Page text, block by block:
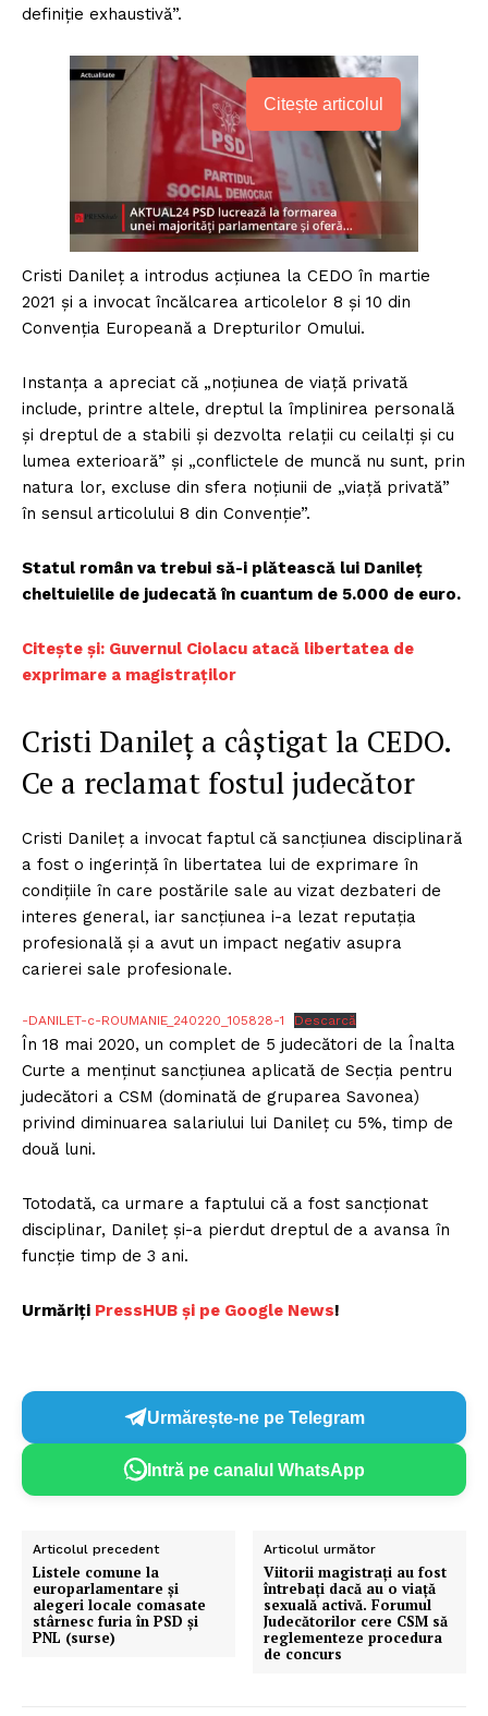
definiție exhaustivă”.
Citește articolul
Cristi Danileț a introdus acțiunea la CEDO în martie
2021 și a invocat încălcarea articolelor 8 și 10 din
Convenția Europeană a Drepturilor Omului.
Instanța a apreciat că „noțiunea de viață privată
include, printre altele, dreptul la împlinirea personală
și dreptul de a stabili și dezvolta relații cu ceilalți și cu
lumea exterioară” și „conflictele de muncă nu sunt, prin
natura lor, excluse din sfera noțiunii de „viață privată”
în sensul articolului 8 din Convenție”.
Statul român va trebui să-i plătească lui Danileț
cheltuielile de judecată în cuantum de 5.000 de euro.
Citește și: Guvernul Ciolacu atacă libertatea de
exprimare a magistraților
Cristi Danileț a câștigat la CEDO.
Ce a reclamat fostul judecător
Cristi Danileț a invocat faptul că sancțiunea disciplinară
a fost o ingerință în libertatea lui de exprimare în
condițiile în care postările sale au vizat dezbateri de
interes general, iar sancțiunea i-a lezat reputația
profesională și a avut un impact negativ asupra
carierei sale profesionale.
-DANILET-c-ROUMANIE_240220_105828-1 Descarcă
În 18 mai 2020, un complet de 5 judecători de la Înalta
Curte a menținut sancțiunea aplicată de Secția pentru
judecători a CSM (dominată de gruparea Savonea)
privind diminuarea salariului lui Danileț cu 5%, timp de
două luni.
Totodată, ca urmare a faptului că a fost sancționat
disciplinar, Danileț și-a pierdut dreptul de a avansa în
funcție timp de 3 ani.
Urmăriți PressHUB și pe Google News!
Urmărește-ne pe Telegram
Intră pe canalul WhatsApp
Articolul precedent
Listele comune la
europarlamentare și
alegeri locale comasate
stârnesc furia în PSD și
PNL (surse)
Articolul următor
Viitorii magistrați au fost
întrebați dacă au o viață
sexuală activă. Forumul
Judecătorilor cere CSM să
reglementeze procedura
de concurs